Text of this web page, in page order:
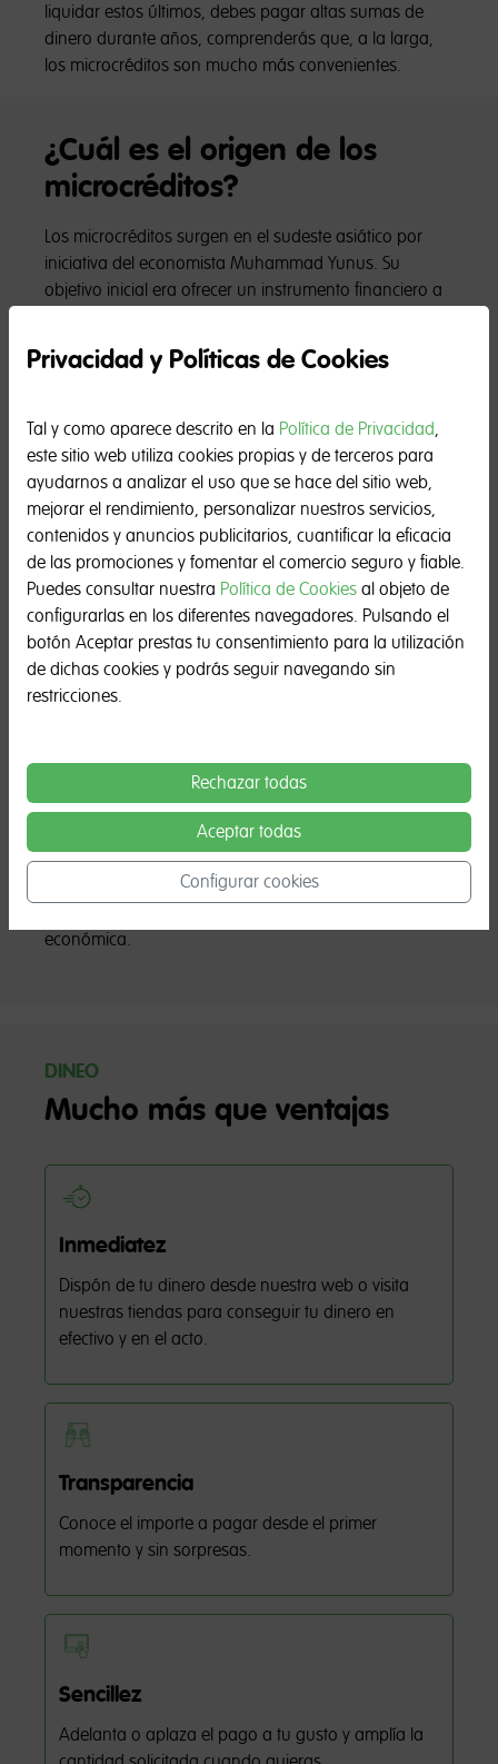
liquidar estos últimos, debes pagar altas sumas de
dinero durante años, comprenderás que, a la larga,
los microcréditos son mucho más convenientes.
¿Cuál es el origen de los
microcréditos?
Los microcréditos surgen en el sudeste asiático por
iniciativa del economista Muhammad Yunus. Su
objetivo inicial era ofrecer un instrumento financiero a
estaban excluidas del crédito tradicional. Gracias a
esta herramienta, muchas personas vulnerables o en
desarrollar pequeños proyectos empresariales.
Los microcréditos llegaron a España en la primera
década del siglo XXI. En un primer momento, estaban
también destinados a colectivos vulnerables, como
desempleados o trabajadores precarios. Mediante el
préstamo de cantidades reducidas, las instituciones
financieras trataron de fomentar el autoempleo y la
creación de pequeñas empresas. El éxito de este
instrumento financiero fue tan grande que hoy forma
parte de la realidad económica de muchas personas.
necesario hacerlo para emprender o para crear una
miniempresa. Sin embargo, la idea de base es siempre
la de contribuir a la inclusión financiera y social de las
personas en dificultades. Si este es tu caso, un
minicrédito Dineo puede ser la oportunidad perfecta
económica.
DINEO
Mucho más que ventajas
Inmediatez
Dispón de tu dinero desde nuestra web o visita
nuestras tiendas para conseguir tu dinero en
efectivo y en el acto.
Transparencia
Conoce el importe a pagar desde el primer
momento y sin sorpresas.
Sencillez
Adelanta o aplaza el pago a tu gusto y amplía la
Privacidad y Políticas de Cookies
Tal y como aparece descrito en la Política de Privacidad,
este sitio web utiliza cookies propias y de terceros para
ayudarnos a analizar el uso que se hace del sitio web,
mejorar el rendimiento, personalizar nuestros servicios,
contenidos y anuncios publicitarios, cuantificar la eficacia
de las promociones y fomentar el comercio seguro y fiable.
Puedes consultar nuestra Política de Cookies al objeto de
configurarlas en los diferentes navegadores. Pulsando el
botón Aceptar prestas tu consentimiento para la utilización
de dichas cookies y podrás seguir navegando sin
restricciones.
Configurar cookies
Rechazar todas
Aceptar todas